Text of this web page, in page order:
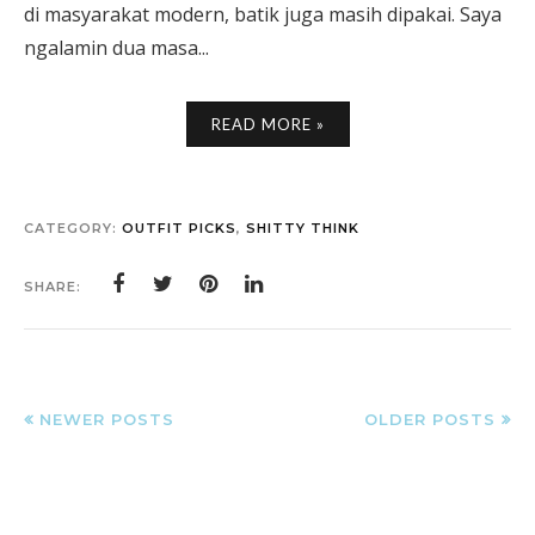
di masyarakat modern, batik juga masih dipakai. Saya
ngalamin dua masa...
READ MORE »
CATEGORY: OUTFIT PICKS, SHITTY THINK
SHARE:
NEWER POSTS OLDER POSTS